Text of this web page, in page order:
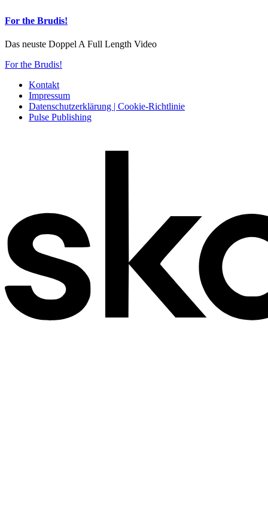
For the Brudis!
Das neuste Doppel A Full Length Video
For the Brudis!
Kontakt
Impressum
Datenschutzerklärung | Cookie-Richtlinie
Pulse Publishing